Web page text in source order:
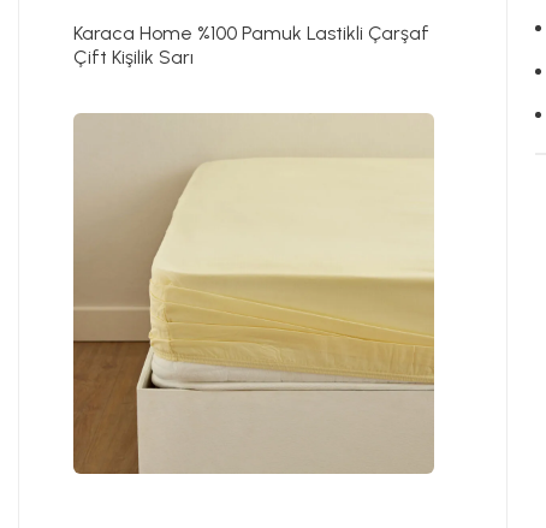
Karaca Home %100 Pamuk Lastikli Çarşaf
Çift Kişilik Sarı